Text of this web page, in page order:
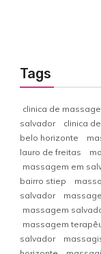
Tags
clinica de
salvador
clinica
belo horizonte
lauro de freitas
massagem em
bairro stiep
salvador
massagem
massagem
salvador